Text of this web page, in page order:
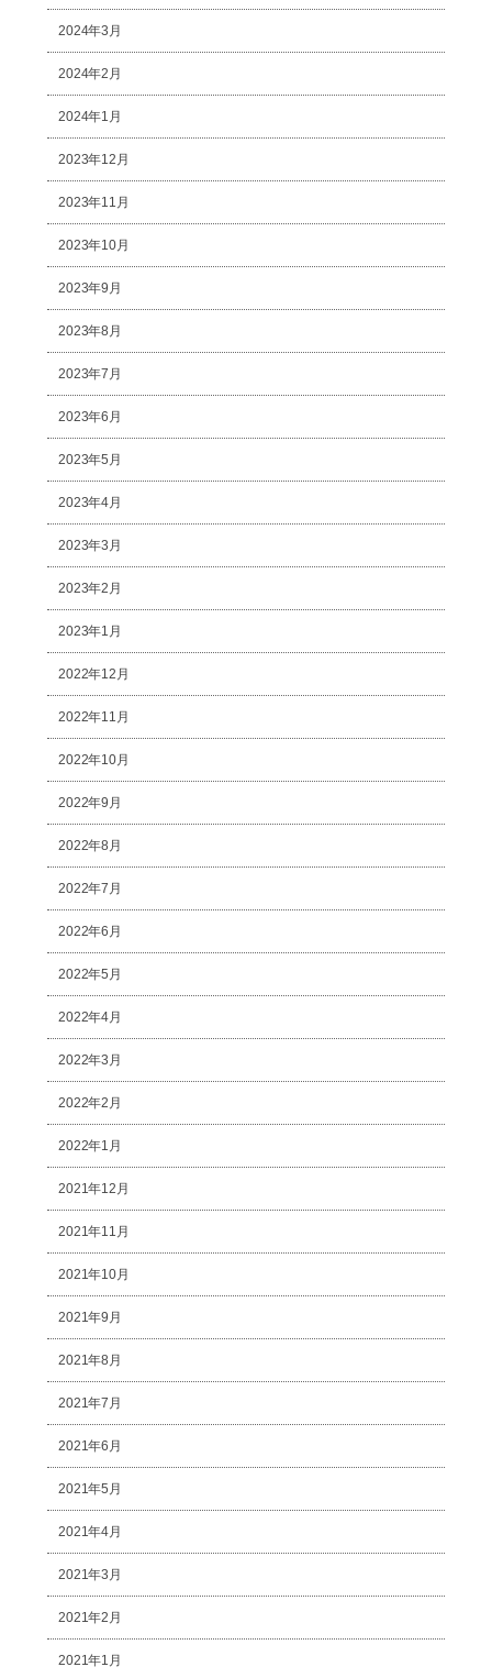
2024年3月
2024年2月
2024年1月
2023年12月
2023年11月
2023年10月
2023年9月
2023年8月
2023年7月
2023年6月
2023年5月
2023年4月
2023年3月
2023年2月
2023年1月
2022年12月
2022年11月
2022年10月
2022年9月
2022年8月
2022年7月
2022年6月
2022年5月
2022年4月
2022年3月
2022年2月
2022年1月
2021年12月
2021年11月
2021年10月
2021年9月
2021年8月
2021年7月
2021年6月
2021年5月
2021年4月
2021年3月
2021年2月
2021年1月